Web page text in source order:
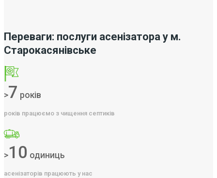
Переваги: послуги асенізатора у м.
Старокасянівське
>7 років
років працюємо з чищення септиків
>10 одиниць
асенізаторів працюють у нас